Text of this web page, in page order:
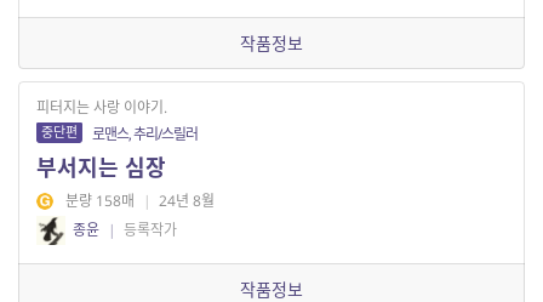
작품정보
피터지는 사랑 이야기.
중단편 로맨스, 추리/스릴러
부서지는 심장
분량 158매 | 24년 8월
종윤 | 등록작가
작품정보